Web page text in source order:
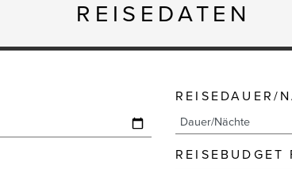
REISEDATEN
REISEDAUER/
REISEBUDGET